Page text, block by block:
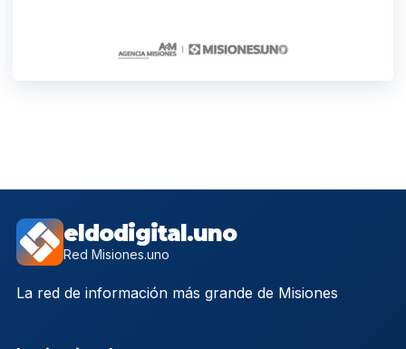
eldodigital.uno
Red Misiones.uno
La red de información más grande de Misiones